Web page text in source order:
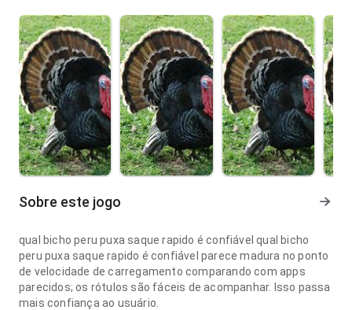
Sobre este jogo
qual bicho peru puxa saque rapido é confiável qual bicho
peru puxa saque rapido é confiável parece madura no ponto
de velocidade de carregamento comparando com apps
parecidos; os rótulos são fáceis de acompanhar. Isso passa
mais confiança ao usuário.